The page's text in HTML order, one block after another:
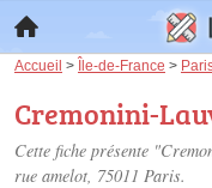
Accueil > Île-de-France >
Cremonini-
Cette fiche présente
rue amelot, 75011 Paris.